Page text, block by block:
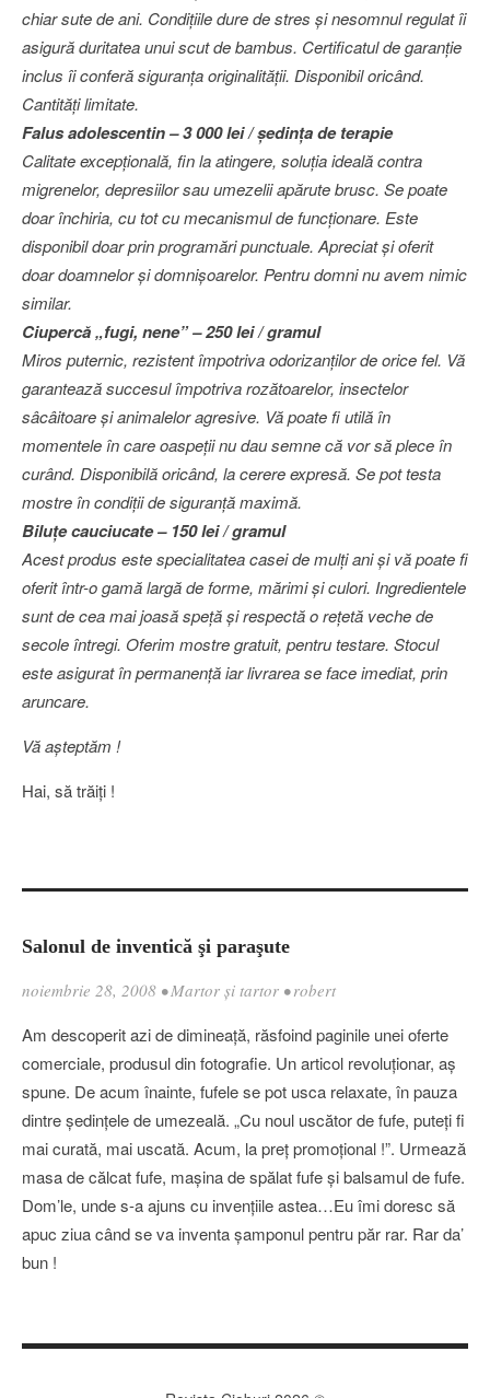
chiar sute de ani. Condiţiile dure de stres şi nesomnul regulat îi
asigură duritatea unui scut de bambus. Certificatul de garanţie
inclus îi conferă siguranţa originalităţii. Disponibil oricând.
Cantităţi limitate.
Falus adolescentin – 3 000 lei / şedinţa de terapie
Calitate excepţională, fin la atingere, soluţia ideală contra
migrenelor, depresiilor sau umezelii apărute brusc. Se poate
doar închiria, cu tot cu mecanismul de funcţionare. Este
disponibil doar prin programări punctuale. Apreciat şi oferit
doar doamnelor şi domnişoarelor. Pentru domni nu avem nimic
similar.
Ciupercă „fugi, nene” – 250 lei / gramul
Miros puternic, rezistent împotriva odorizanţilor de orice fel. Vă
garantează succesul împotriva rozătoarelor, insectelor
sâcâitoare şi animalelor agresive. Vă poate fi utilă în
momentele în care oaspeţii nu dau semne că vor să plece în
curând. Disponibilă oricând, la cerere expresă. Se pot testa
mostre în condiţii de siguranţă maximă.
Biluţe cauciucate – 150 lei / gramul
Acest produs este specialitatea casei de mulţi ani şi vă poate fi
oferit într-o gamă largă de forme, mărimi şi culori. Ingredientele
sunt de cea mai joasă speţă şi respectă o reţetă veche de
secole întregi. Oferim mostre gratuit, pentru testare. Stocul
este asigurat în permanenţă iar livrarea se face imediat, prin
aruncare.
Vă aşteptăm !
Hai, să trăiţi !
Salonul de inventică şi paraşute
noiembrie 28, 2008 •Martor şi tartor •robert
Am descoperit azi de dimineaţă, răsfoind paginile unei oferte
comerciale, produsul din fotografie. Un articol revoluţionar, aş
spune. De acum înainte, fufele se pot usca relaxate, în pauza
dintre şedinţele de umezeală. „Cu noul uscător de fufe, puteţi fi
mai curată, mai uscată. Acum, la preţ promoţional !”. Urmează
masa de călcat fufe, maşina de spălat fufe şi balsamul de fufe.
Dom’le, unde s-a ajuns cu invenţiile astea…Eu îmi doresc să
apuc ziua când se va inventa şamponul pentru păr rar. Rar da’
bun !